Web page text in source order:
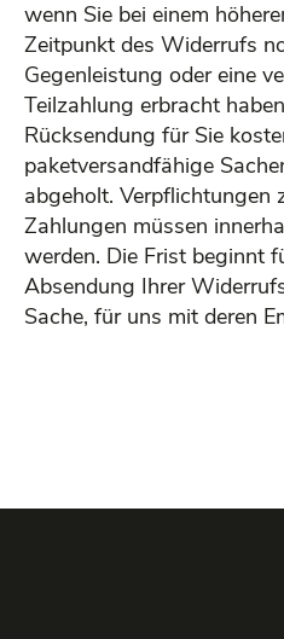
wenn Sie bei einem
Zeitpunkt des Widerrufs
Gegenleistung oder eine
Teilzahlung erbracht
Rücksendung für Sie
paketversandfähige
abgeholt. Verpflichtungen
Zahlungen müssen
werden. Die Frist beginnt
Absendung Ihrer
Sache, für uns mit deren